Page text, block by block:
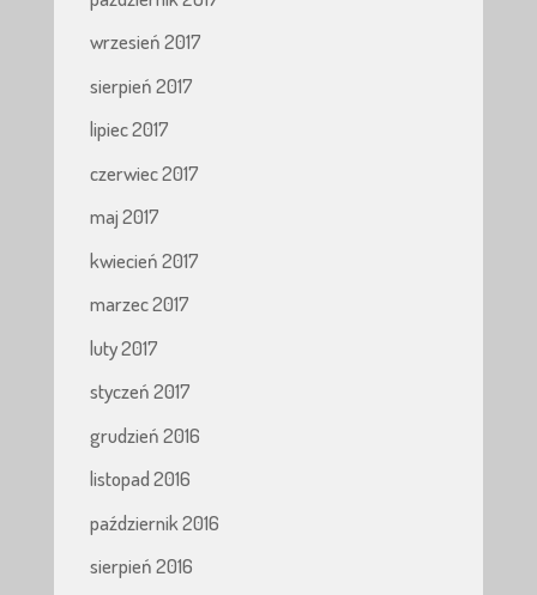
wrzesień 2017
sierpień 2017
lipiec 2017
czerwiec 2017
maj 2017
kwiecień 2017
marzec 2017
luty 2017
styczeń 2017
grudzień 2016
listopad 2016
październik 2016
sierpień 2016